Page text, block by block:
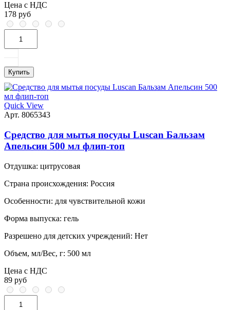
Цена с НДС
178 руб
Купить
Quick View
Арт. 8065343
Средство для мытья посуды Luscan Бальзам
Апельсин 500 мл флип-топ
Отдушка: цитрусовая
Страна происхождения: Россия
Особенности: для чувствительной кожи
Форма выпуска: гель
Разрешено для детских учреждений: Нет
Объем, мл/Вес, г: 500 мл
Цена с НДС
89 руб